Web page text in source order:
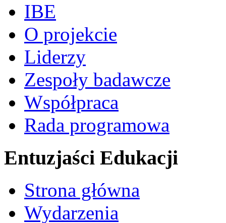
IBE
O projekcie
Liderzy
Zespoły badawcze
Współpraca
Rada programowa
Entuzjaści Edukacji
Strona główna
Wydarzenia